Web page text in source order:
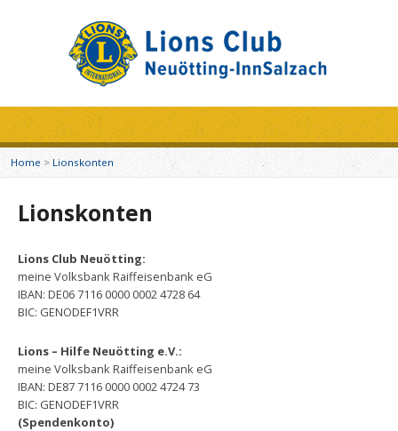
Home > Lionskonten
Lionskonten
Lions Club Neuötting:
meine Volksbank Raiffeisenbank eG
IBAN: DE06 7116 0000 0002 4728 64
BIC: GENODEF1VRR
Lions – Hilfe Neuötting e.V.:
meine Volksbank Raiffeisenbank eG
IBAN: DE87 7116 0000 0002 4724 73
BIC: GENODEF1VRR
(Spendenkonto)